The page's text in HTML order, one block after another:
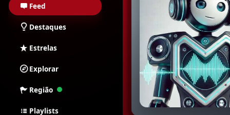
Feed
Destaques
Estrelas
Explorar
Região
Playlists